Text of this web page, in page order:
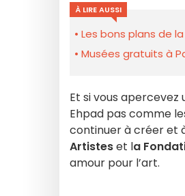
À LIRE AUSSI
Les bons plans de
Musées gratuits à
Et si vous
Ehpad pas comme
continuer à créer et
Artisteset la
amour pour l’art.